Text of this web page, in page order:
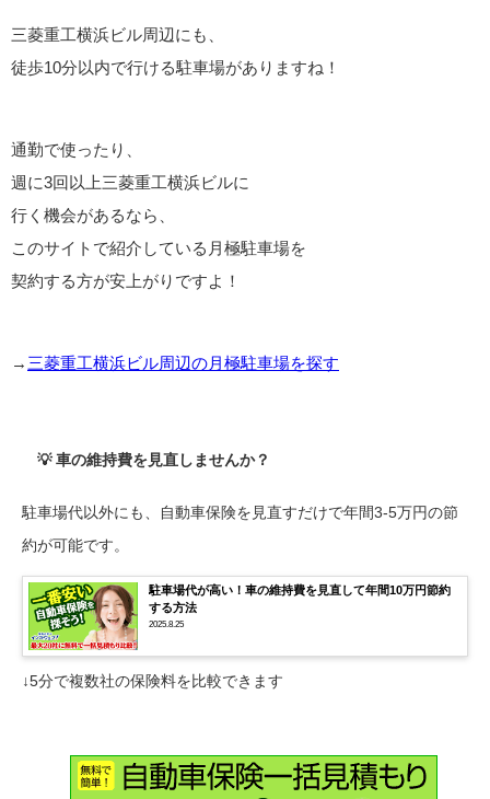
三菱重工横浜ビル周辺にも、
徒歩10分以内で行ける駐車場がありますね！
通勤で使ったり、
週に3回以上三菱重工横浜ビルに
行く機会があるなら、
このサイトで紹介している月極駐車場を
契約する方が安上がりですよ！
→ 三菱重工横浜ビル周辺の月極駐車場を探す
💡 車の維持費を見直しませんか？
駐車場代以外にも、自動車保険を見直すだけで年間3-5万円の節
約が可能です。
駐車場代が高い！車の維持費を見直して年間10万円節約
する方法
2025.8.25
↓5分で複数社の保険料を比較できます